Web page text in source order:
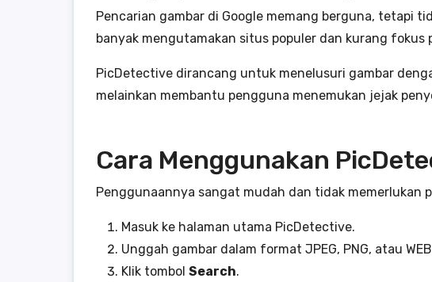
Pencarian gambar di Google memang berguna, tetapi
banyak mengutamakan situs populer dan kurang fokus
PicDetective dirancang untuk menelusuri gambar
melainkan membantu pengguna menemukan jejak
Cara Menggunakan
Penggunaannya sangat mudah dan tidak memerlukan
Masuk ke halaman utama PicDetective.
Unggah gambar dalam format JPEG, PNG, atau
Klik tombol Search.